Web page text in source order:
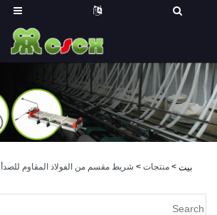
بيت > منتجات > شريط مقسم من الفولاذ المقاوم للصدأ